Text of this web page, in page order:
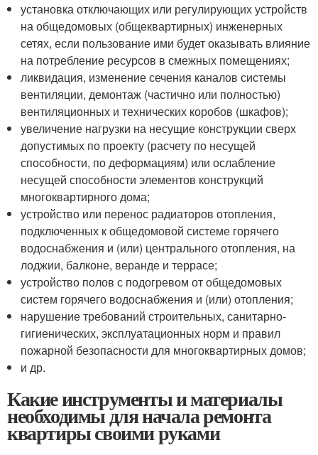
установка отключающих или регулирующих устройств
на общедомовых (общеквартирных) инженерных
сетях, если пользование ими будет оказывать влияние
на потребление ресурсов в смежных помещениях;
ликвидация, изменение сечения каналов системы
вентиляции, демонтаж (частично или полностью)
вентиляционных и технических коробов (шкафов);
увеличение нагрузки на несущие конструкции сверх
допустимых по проекту (расчету по несущей
способности, по деформациям) или ослабление
несущей способности элементов конструкций
многоквартирного дома;
устройство или перенос радиаторов отопления,
подключенных к общедомовой системе горячего
водоснабжения и (или) центрального отопления, на
лоджии, балконе, веранде и террасе;
устройство полов с подогревом от общедомовых
систем горячего водоснабжения и (или) отопления;
нарушение требований строительных, санитарно-
гигиенических, эксплуатационных норм и правил
пожарной безопасности для многоквартирных домов;
и др.
Какие инструменты и материалы
необходимы для начала ремонта
квартиры своими руками